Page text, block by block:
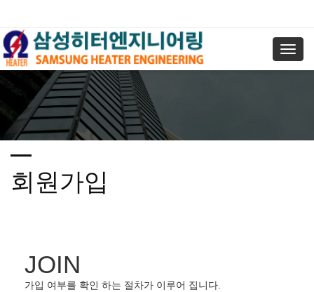
회원가입
JOIN
가입 여부를 확인 하는 절차가 이루어 집니다.